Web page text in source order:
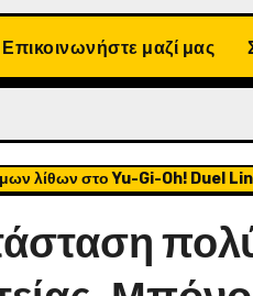
Επικοινωνήστε μαζί μας
λίθων στο Yu-Gi-Oh! Duel